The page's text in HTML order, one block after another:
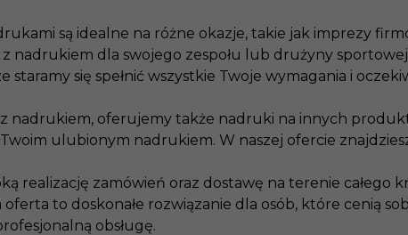
są idealne na różne okazje, takie jak imprezy
nadrukiem dla swojego zespołu lub drużyny
staramy się spełnić wszystkie Twoje wymagania i
nadrukiem, oferujemy także nadruki na innych
ulubionym nadrukiem. W naszej ofercie
realizację zamówień oraz dostawę na terenie całego
oferta to doskonałe rozwiązanie dla osób, które cenią
obsługę.